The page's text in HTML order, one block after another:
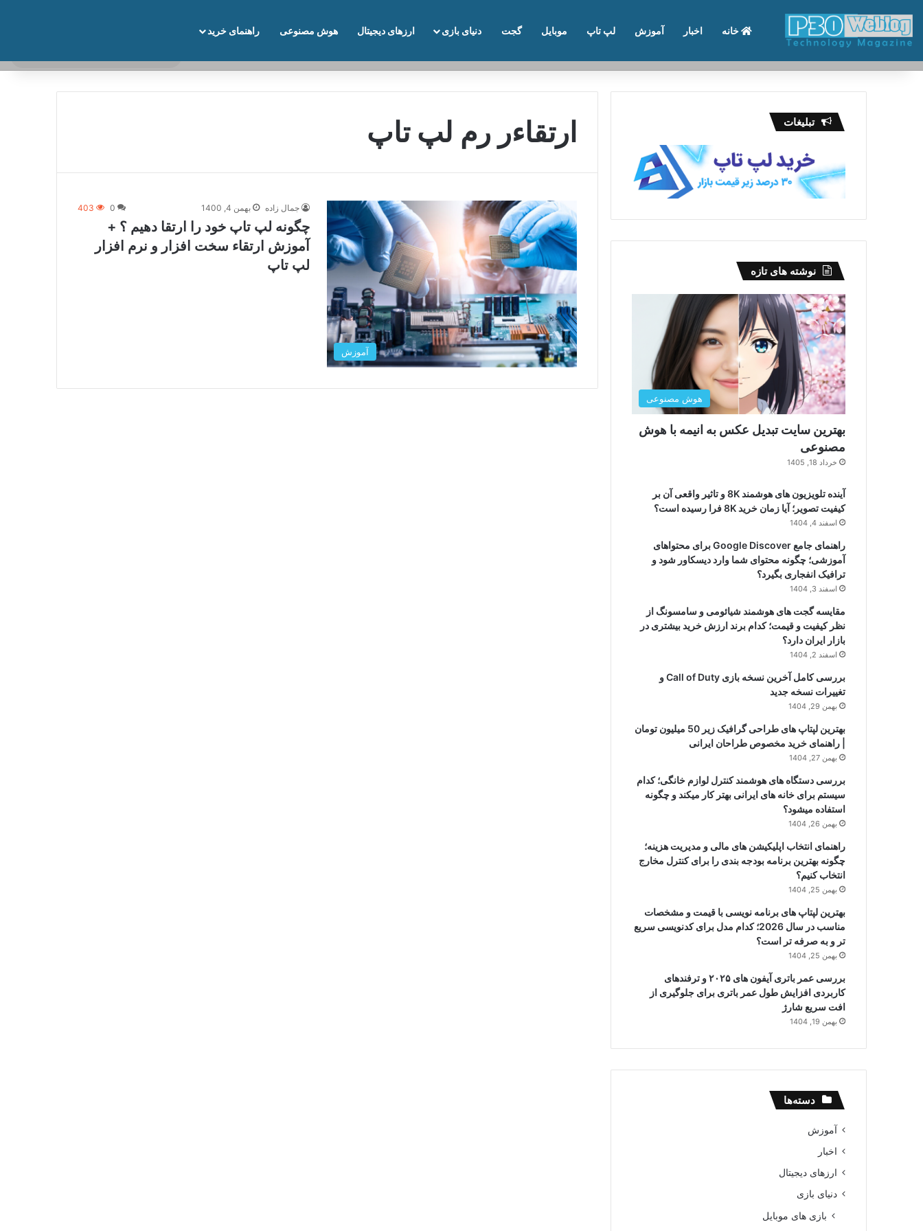
خانه اخبار آموزش لپ تاپ موبایل گجت دنیای بازی ارزهای دیجیتال هوش مصنوعی راهنمای خرید
ارتقاءر رم لپ تاپ
آموزش
جمال زاده بهمن 4, 1400 0
403
چگونه لپ تاپ خود را ارتقا دهیم ؟ +
آموزش ارتقاء سخت افزار و نرم افزار
لپ تاپ
تبلیغات
نوشته های تازه
هوش مصنوعی
بهترین سایت تبدیل عکس به انیمه با هوش
مصنوعی
خرداد 18, 1405
آینده تلویزیون های هوشمند 8K و تاثیر واقعی آن بر
کیفیت تصویر؛ آیا زمان خرید 8K فرا رسیده است؟
اسفند 4, 1404
راهنمای جامع Google Discover برای محتواهای
آموزشی؛ چگونه محتوای شما وارد دیسکاور شود و
ترافیک انفجاری بگیرد؟
اسفند 3, 1404
مقایسه گجت های هوشمند شیائومی و سامسونگ از
نظر کیفیت و قیمت؛ کدام برند ارزش خرید بیشتری در
بازار ایران دارد؟
اسفند 2, 1404
بررسی کامل آخرین نسخه بازی Call of Duty و
تغییرات نسخه جدید
بهمن 29, 1404
بهترین لپتاپ های طراحی گرافیک زیر 50 میلیون تومان
| راهنمای خرید مخصوص طراحان ایرانی
بهمن 27, 1404
بررسی دستگاه های هوشمند کنترل لوازم خانگی؛ کدام
سیستم برای خانه های ایرانی بهتر کار میکند و چگونه
استفاده میشود؟
بهمن 26, 1404
راهنمای انتخاب اپلیکیشن های مالی و مدیریت هزینه؛
چگونه بهترین برنامه بودجه بندی را برای کنترل مخارج
انتخاب کنیم؟
بهمن 25, 1404
بهترین لپتاپ های برنامه نویسی با قیمت و مشخصات
مناسب در سال 2026؛ کدام مدل برای کدنویسی سریع
تر و به صرفه تر است؟
بهمن 25, 1404
بررسی عمر باتری آیفون های ۲۰۲۵ و ترفندهای
کاربردی افزایش طول عمر باتری برای جلوگیری از
افت سریع شارژ
بهمن 19, 1404
دسته‌ها
آموزش
اخبار
ارزهای دیجیتال
دنیای بازی
بازی های موبایل